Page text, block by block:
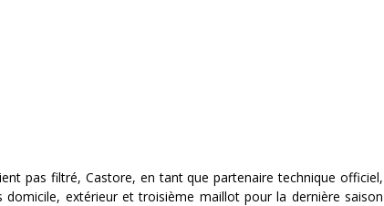
pas filtré, Castore, en tant que partenaire technique officiel,
extérieur et troisième maillot pour la dernière saison